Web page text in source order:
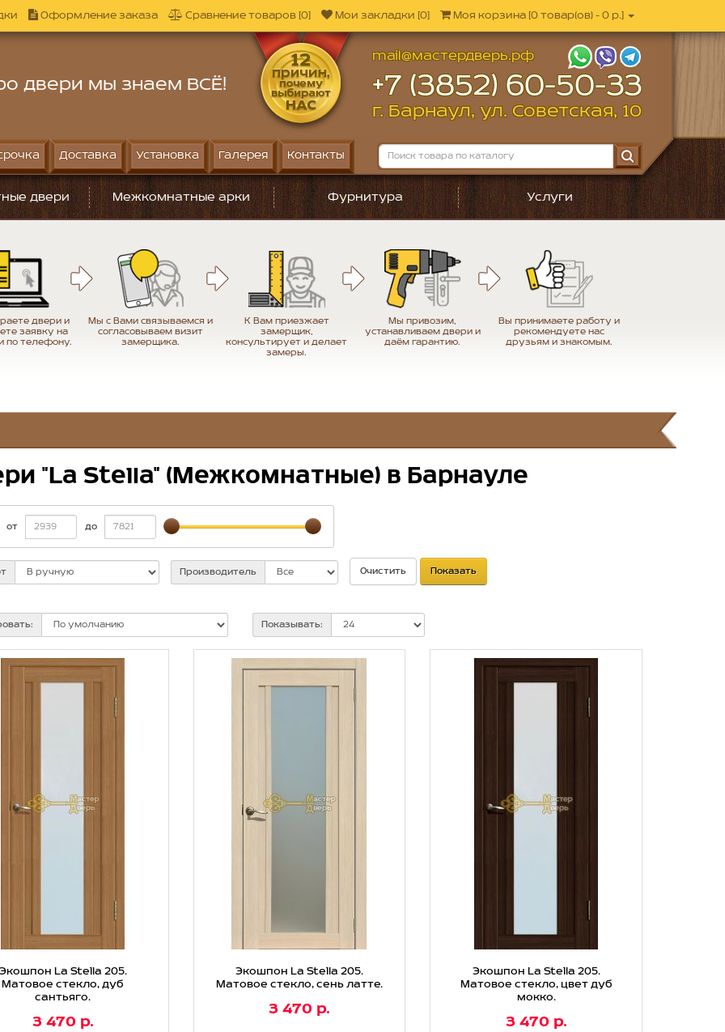
Оформление заказа Сравнение товаров [0] Мои закладки [0] Моя корзина [0 товар(ов) - 0 р.]
двери мы знаем ВСЁ!
mail@мастердверь.рф
+7 (3852) 60-50-33
г. Барнаул, ул. Советская, 10
Доставка Установка Галерея Контакты
двери Межкомнатные арки Фурнитура Услуги
двери и
заявку на
по телефону.
Мы с Вами связываемся и
согласовываем визит
замерщика.
К Вам приезжает
замерщик,
консультирует и делает
замеры.
Мы привозим,
устанавливаем двери и
даём гарантию.
Вы принимаете работу и
рекомендуете нас
друзьям и знакомым.
"La Stella" (Межкомнатные) в Барнауле
от до
Производитель Очистить Показать
Показывать:
La Stella 205.
Матовое стекло, дуб
сантьяго.
3 470 р.
Экошпон La Stella 205.
Матовое стекло, сень латте.
3 470 р.
Экошпон La Stella 205.
Матовое стекло, цвет дуб
мокко.
3 470 р.